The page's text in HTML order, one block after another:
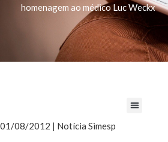
homenagem ao médico Luc Weckx
01/08/2012 | Notícia Simesp